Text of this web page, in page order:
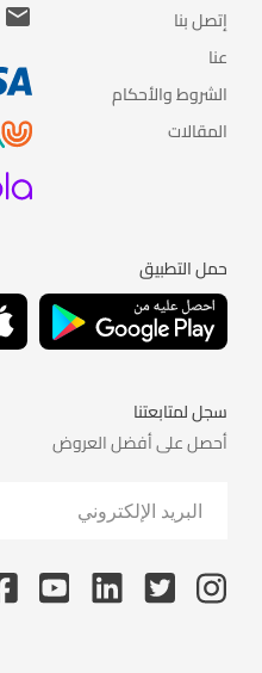
إتصل بنا
عنا
الشروط والأحكام
المقالات
حمل التطبيق
سجل لمتابعتنا
أحصل على أفضل العروض